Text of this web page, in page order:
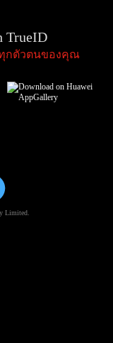
Limited.
TrueID
กตัวตนของคุณ